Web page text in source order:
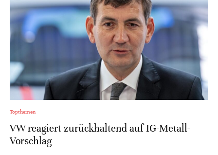
Topthemen
VW reagiert zurückhaltend auf IG-Metall-
Vorschlag